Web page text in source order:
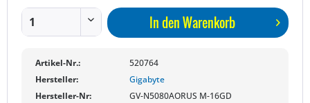
In denWarenkorb
Artikel-Nr.:
520764
Hersteller:
Gigabyte
Hersteller-Nr:
GV-N5080AORUS M-16GD